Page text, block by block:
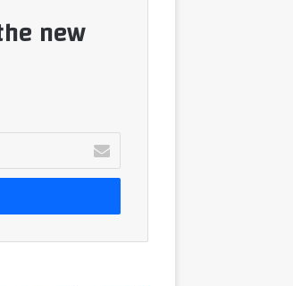
new
بريدك
الإلكتروني